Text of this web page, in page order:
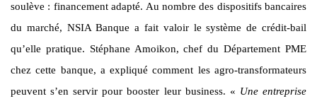
soulève : financement adapté. Au nombre des dispositifs bancaires
du marché, NSIA Banque a fait valoir le système de crédit-bail
qu’elle pratique. Stéphane Amoikon, chef du Département PME
chez cette banque, a expliqué comment les agro-transformateurs
peuvent s’en servir pour booster leur business. « Une entreprise